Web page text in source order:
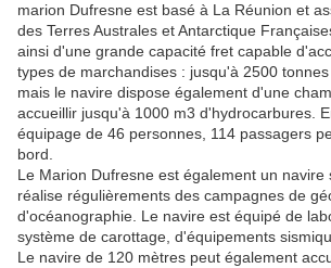
marion Dufresne est basé à La Réunion et
des Terres Australes et Antarctique
ainsi d'une grande capacité fret capable
types de marchandises : jusqu'à 2500 tonnes
mais le navire dispose également d'une
accueillir jusqu'à 1000 m3 d'hydrocarbures.
équipage de 46 personnes, 114 passagers
bord.
Le Marion Dufresne est également un navire
réalise régulièrements des campagnes de
d'océanographie. Le navire est équipé de
système de carottage, d'équipements
Le navire de 120 mètres peut également